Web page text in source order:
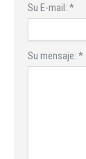
Su E-mail: *
Su mensaje: *